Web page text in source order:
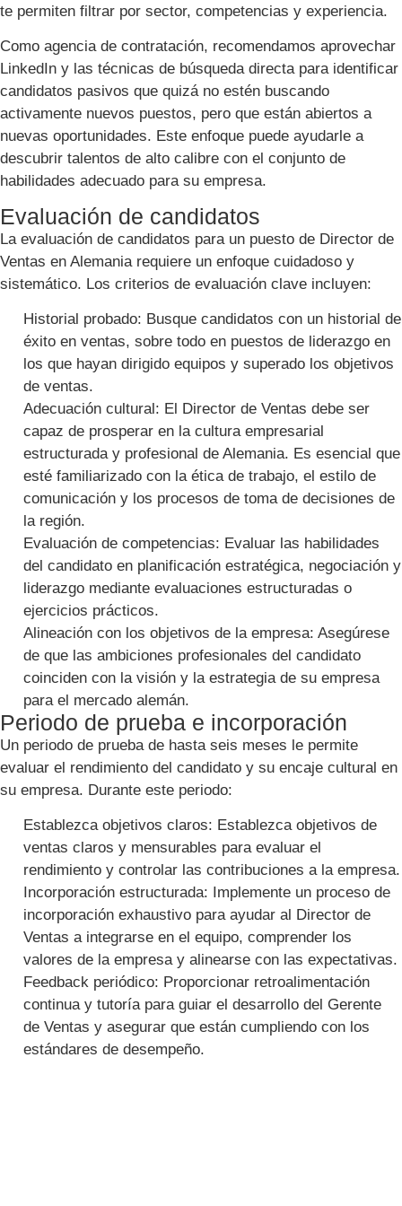
te permiten filtrar por sector, competencias y experiencia.
Como agencia de contratación, recomendamos aprovechar
LinkedIn y las técnicas de búsqueda directa para identificar
candidatos pasivos que quizá no estén buscando
activamente nuevos puestos, pero que están abiertos a
nuevas oportunidades. Este enfoque puede ayudarle a
descubrir talentos de alto calibre con el conjunto de
habilidades adecuado para su empresa.
Evaluación de candidatos
La evaluación de candidatos para un puesto de Director de
Ventas en Alemania requiere un enfoque cuidadoso y
sistemático. Los criterios de evaluación clave incluyen:
Historial probado: Busque candidatos con un historial de
éxito en ventas, sobre todo en puestos de liderazgo en
los que hayan dirigido equipos y superado los objetivos
de ventas.
Adecuación cultural: El Director de Ventas debe ser
capaz de prosperar en la cultura empresarial
estructurada y profesional de Alemania. Es esencial que
esté familiarizado con la ética de trabajo, el estilo de
comunicación y los procesos de toma de decisiones de
la región.
Evaluación de competencias: Evaluar las habilidades
del candidato en planificación estratégica, negociación y
liderazgo mediante evaluaciones estructuradas o
ejercicios prácticos.
Alineación con los objetivos de la empresa: Asegúrese
de que las ambiciones profesionales del candidato
coinciden con la visión y la estrategia de su empresa
para el mercado alemán.
Periodo de prueba e incorporación
Un periodo de prueba de hasta seis meses le permite
evaluar el rendimiento del candidato y su encaje cultural en
su empresa. Durante este periodo:
Establezca objetivos claros: Establezca objetivos de
ventas claros y mensurables para evaluar el
rendimiento y controlar las contribuciones a la empresa.
Incorporación estructurada: Implemente un proceso de
incorporación exhaustivo para ayudar al Director de
Ventas a integrarse en el equipo, comprender los
valores de la empresa y alinearse con las expectativas.
Feedback periódico: Proporcionar retroalimentación
continua y tutoría para guiar el desarrollo del Gerente
de Ventas y asegurar que están cumpliendo con los
estándares de desempeño.